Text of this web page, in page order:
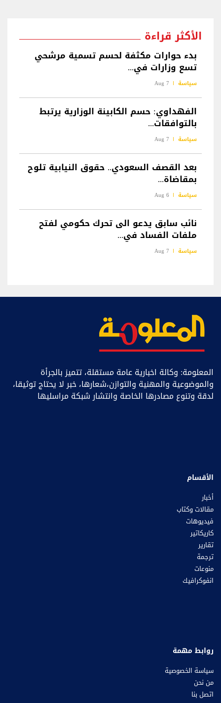
الأكثر قراءة
بدء حوارات مكثفة لحسم تسمية مرشحي
تسع وزارات في...
سياسة 7 Aug
الفهداوي: حسم الكابينة الوزارية يرتبط
بالتوافقات...
سياسة 7 Aug
بعد القصف السعودي.. حقوق النيابية تلوح
بمقاضاة...
سياسة 6 Aug
نائب سابق يدعو الى تحرك حكومي لفتح
ملفات الفساد في...
سياسة 7 Aug
المعلومة: وكالة اخبارية عامة مستقلة، تتميز بالجرأة
والموضوعية والمهنية والتوازن،شعارها، خبر ﻻ يحتاج توثيقا،
لدقة وتنوع مصادرها الخاصة وانتشار شبكة مراسليها
الأقسام
أخبار
مقالات وكتاب
فيديوهات
كاريكاتير
تقارير
ترجمة
منوعات
انفوكرافيك
روابط مهمة
سياسة الخصوصية
من نحن
اتصل بنا